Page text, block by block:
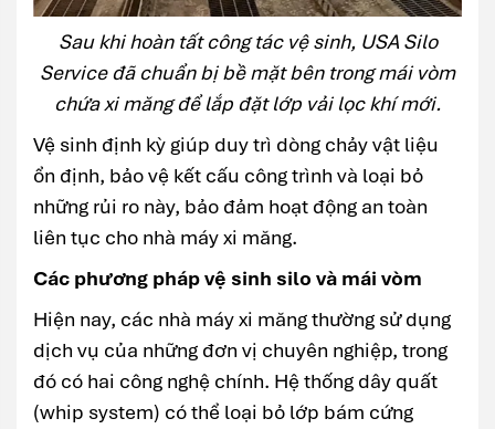
Sau khi hoàn tất công tác vệ sinh, USA Silo
Service đã chuẩn bị bề mặt bên trong mái vòm
chứa xi măng để lắp đặt lớp vải lọc khí mới.
Vệ sinh định kỳ giúp duy trì dòng chảy vật liệu
ổn định, bảo vệ kết cấu công trình và loại bỏ
những rủi ro này, bảo đảm hoạt động an toàn
liên tục cho nhà máy xi măng.
Các phương pháp vệ sinh silo và mái vòm
Hiện nay, các nhà máy xi măng thường sử dụng
dịch vụ của những đơn vị chuyên nghiệp, trong
đó có hai công nghệ chính. Hệ thống dây quất
(whip system) có thể loại bỏ lớp bám cứng